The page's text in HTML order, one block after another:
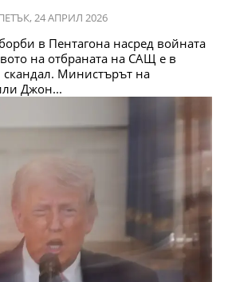
24 АПРИЛ 2026
в Пентагона насред войната
скандал. Министърът на
Джон...